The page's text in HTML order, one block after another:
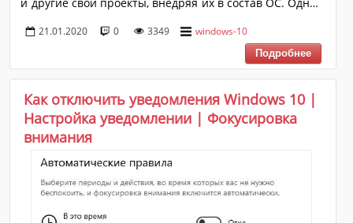
хранения и синхронизации под названием «OneDrive»,
пользующийся огромной популярностью во всём
мире. Но, учитывая высокую конкурентность данный
сферы и наличие сервисов от компаний «Google» и
«Яндекс», на территории Российской Федерации
популярность «OneDrive» существенно меньше.
Именно поэтому вопрос отключения и удаления
функционала данного облачного сервиса ...
21.01.2020 0 3349 windows-10
Как отключить уведомления Windows 10 |
Настройка уведомлении | Фокусировка
внимания